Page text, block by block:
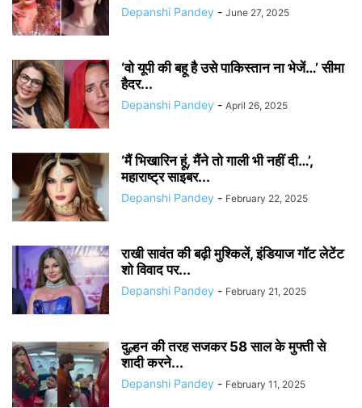
Depanshi Pandey - June 27, 2025
‘वो यूपी की बहू है उसे पाकिस्तान ना भेजें…’ सीमा
हैदर...
Depanshi Pandey - April 26, 2025
‘मैं भिखारिन हूं, मैंने तो गाली भी नहीं दी…’,
महाराष्ट्र साइबर...
Depanshi Pandey - February 22, 2025
राखी सावंत की बढ़ी मुश्किलें, इंडियाज गॉट लेटेंट
शो विवाद पर...
Depanshi Pandey - February 21, 2025
दुल्हन की तरह सजकर 58 साल के मुफ्ती से
शादी करने...
Depanshi Pandey - February 11, 2025